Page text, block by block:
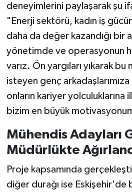
deneyimlerini paylaşarak şu
"Enerji sektörü, kadın iş
daha da değer kazandığı bir
yönetimde ve operasyonun
varız. Ön yargıları yıkarak
isteyen genç
onların kariyer yolculuklarına
bizim en büyük
Mühendis Adayları
Müdürlükte
Proje kapsamında
diğer durağı ise Eskişehir'de